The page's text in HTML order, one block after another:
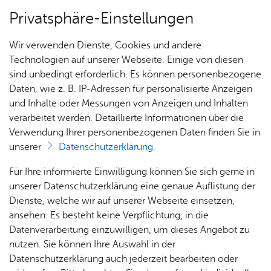
Über­sicht Bür­ger & Stadt
Rat­
haus &
Bür­
ger­
ser­vice
Rat­
häu­ser
Nach­
rich­
ten,
Vi­de­os
& Bil­
der
Me­di­
Jobs
Stel­
len­an­
ge­bo­te
Aus­bil­
dung &
Stu­di­
Bauen
& Um­
welt
Geo­
da­ten
Ge­
sund­
heit &
kum
For­mu­la­re
Vor­le­sen
An­trag zur Neu­fest­stel­lung
einer Be­hin­de­rung (PDF)
Antrag zur Neufeststellung einer Behinderung (PDF)
Privatsphäre-Einstellungen
Wir verwenden Dienste, Cookies und andere
Technologien auf unserer Webseite. Einige von diesen
sind unbedingt erforderlich. Es können personenbezogene
Daten, wie z. B. IP-Adressen für personalisierte Anzeigen
und Inhalte oder Messungen von Anzeigen und Inhalten
verarbeitet werden. Detaillierte Informationen über die
Verwendung Ihrer personenbezogenen Daten finden Sie in
unserer
Datenschutzerklärung.
Für Ihre informierte Einwilligung können Sie sich gerne in
unserer Datenschutzerklärung eine genaue Auflistung der
Dienste, welche wir auf unserer Webseite einsetzen,
ansehen. Es besteht keine Verpflichtung, in die
Datenverarbeitung einzuwilligen, um dieses Angebot zu
nutzen. Sie können Ihre Auswahl in der
Datenschutzerklärung auch jederzeit bearbeiten oder